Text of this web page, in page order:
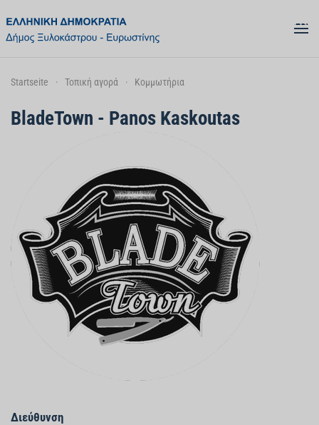
Skip to main content
Startseite Τοπική αγορά Κομμωτήρια
BladeTown - Panos Kaskoutas
Διεύθυνση